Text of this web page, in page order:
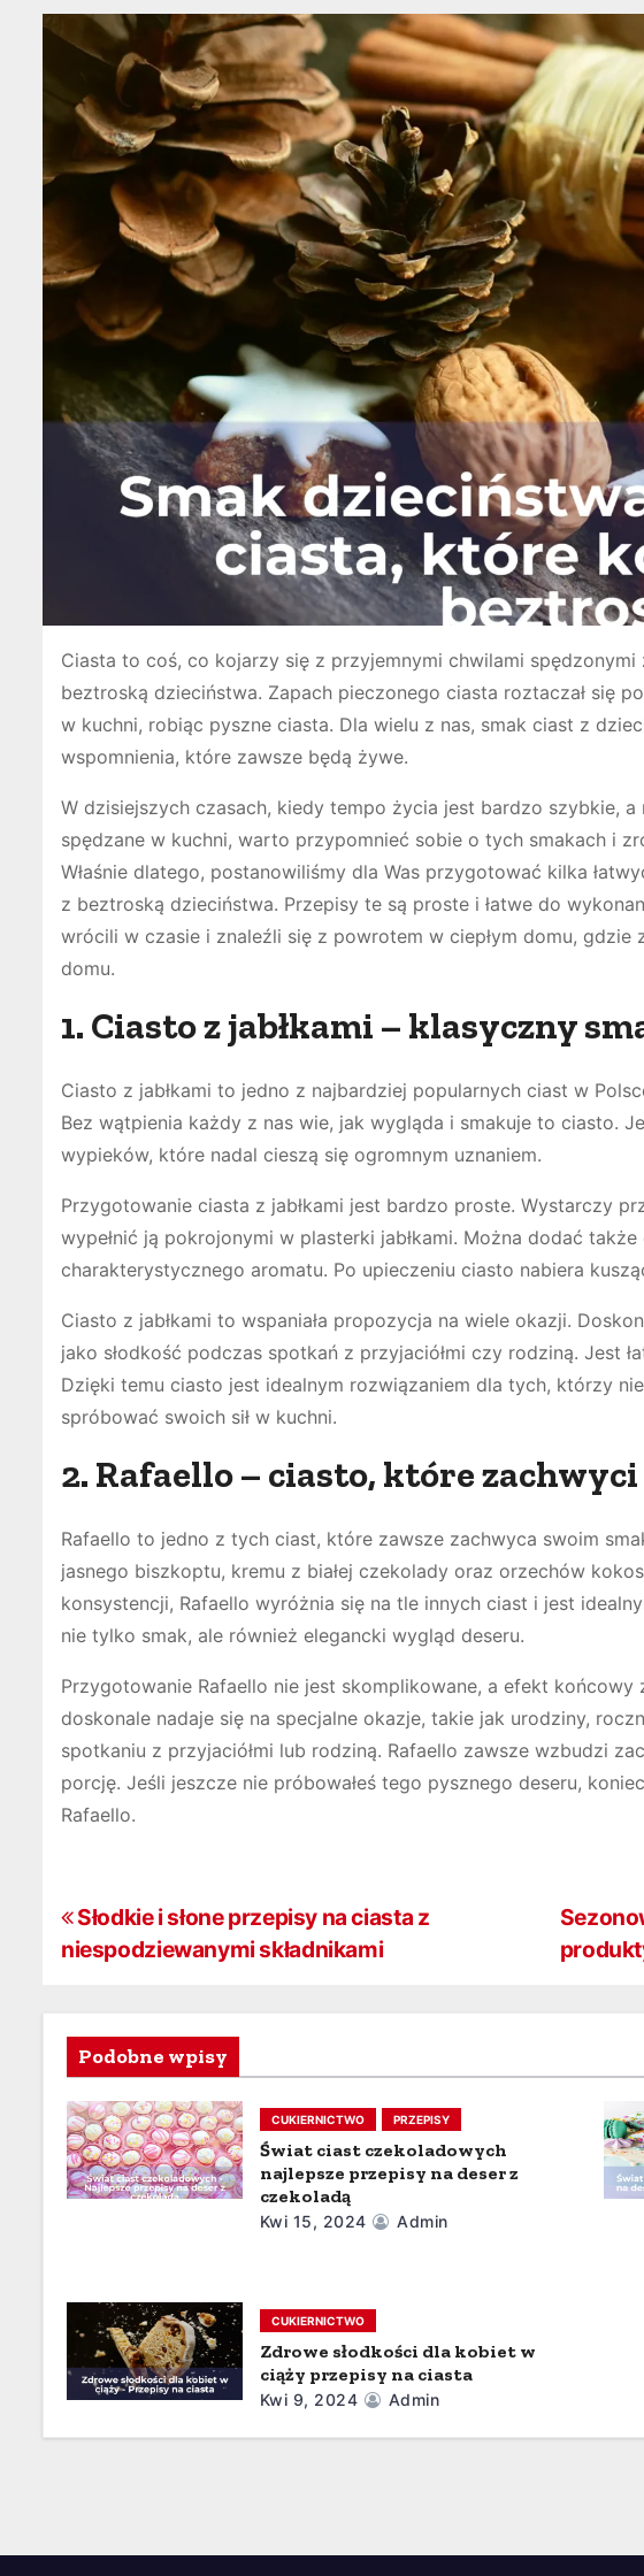
Ciasta to coś, co kojarzy się z przyjemnymi chwilami
beztroską dzieciństwa. Zapach pieczonego ciasta roztaczał się
w kuchni, robiąc pyszne ciasta. Dla wielu z nas, smak ciast z
wspomnienia, które zawsze będą żywe.
W dzisiejszych czasach, kiedy tempo życia jest bardzo szybkie,
spędzane w kuchni, warto przypomnieć sobie o tych smakach i
Właśnie dlatego, postanowiliśmy dla Was przygotować kilka
z beztroską dzieciństwa. Przepisy te są proste i łatwe do
wrócili w czasie i znaleźli się z powrotem w ciepłym domu, gdzie
domu.
1. Ciasto z jabłkami – klasyczny
Ciasto z jabłkami to jedno z najbardziej popularnych ciast w
Bez wątpienia każdy z nas wie, jak wygląda i smakuje to ciasto.
wypieków, które nadal cieszą się ogromnym uznaniem.
Przygotowanie ciasta z jabłkami jest bardzo proste. Wystarczy
wypełnić ją pokrojonymi w plasterki jabłkami. Można dodać
charakterystycznego aromatu. Po upieczeniu ciasto nabiera
Ciasto z jabłkami to wspaniała propozycja na wiele okazji.
jako słodkość podczas spotkań z przyjaciółmi czy rodziną. Jest
Dzięki temu ciasto jest idealnym rozwiązaniem dla tych, którzy
spróbować swoich sił w kuchni.
2. Rafaello – ciasto, które zachwyci
Rafaello to jedno z tych ciast, które zawsze zachwyca swoim
jasnego biszkoptu, kremu z białej czekolady oraz orzechów
konsystencji, Rafaello wyróżnia się na tle innych ciast i jest
nie tylko smak, ale również elegancki wygląd deseru.
Przygotowanie Rafaello nie jest skomplikowane, a efekt
doskonale nadaje się na specjalne okazje, takie jak urodziny,
spotkaniu z przyjaciółmi lub rodziną. Rafaello zawsze wzbudzi
porcję. Jeśli jeszcze nie próbowałeś tego pysznego deseru,
Rafaello.
N
a
g
a
c
a
w
p
i
Słodkie i słone przepisy na ciasta z
niespodziewanymi składnikami
Podobne wpisy
CUKIERNICTWO PRZEPISY
Świat ciast czekoladowych
najlepsze przepisy na deser z
czekoladą
Kwi 15, 2024 Admin
CUKIERNICTWO
Zdrowe słodkości dla kobiet w
ciąży przepisy na ciasta
Kwi 9, 2024 Admin